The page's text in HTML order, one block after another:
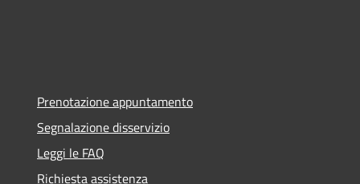
Prenotazione appuntamento
Segnalazione disservizio
Leggi le FAQ
Richiesta assistenza